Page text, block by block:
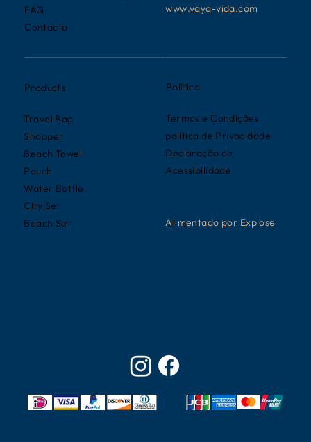
www.vaya-vida.com
FAQ
Contacto
Products
Travel Bag
Shopper
Beach Towel
Pouch
Water Bottle
City Set
Beach Set
Política
Termos e Condições
política de Privacidade
Declaração de
Acessibilidade
Alimentado por Explose